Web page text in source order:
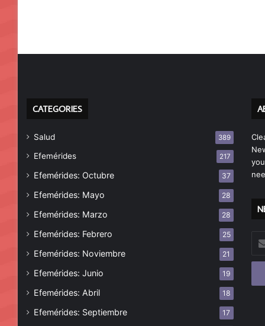
CATEGORIES
Salud 389
Efemérides 217
Efemérides: Octubre 37
Efemérides: Mayo 28
Efemérides: Marzo 28
Efemérides: Febrero 25
Efemérides: Noviembre 21
Efemérides: Junio 19
Efemérides: Abril 18
Efemérides: Septiembre 17
tu